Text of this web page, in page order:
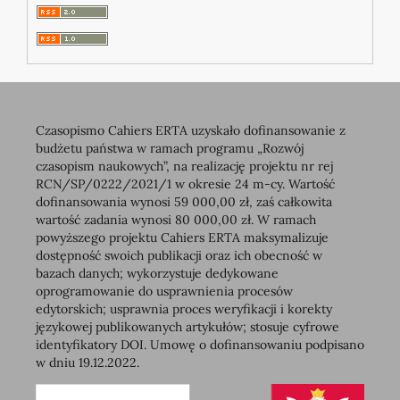
Czasopismo Cahiers ERTA uzyskało dofinansowanie z
budżetu państwa w ramach programu „Rozwój
czasopism naukowych”, na realizację projektu nr rej
RCN/SP/0222/2021/1 w okresie 24 m-cy. Wartość
dofinansowania wynosi 59 000,00 zł, zaś całkowita
wartość zadania wynosi 80 000,00 zł. W ramach
powyższego projektu Cahiers ERTA maksymalizuje
dostępność swoich publikacji oraz ich obecność w
bazach danych; wykorzystuje dedykowane
oprogramowanie do usprawnienia procesów
edytorskich; usprawnia proces weryfikacji i korekty
językowej publikowanych artykułów; stosuje cyfrowe
identyfikatory DOI. Umowę o dofinansowaniu podpisano
w dniu 19.12.2022.